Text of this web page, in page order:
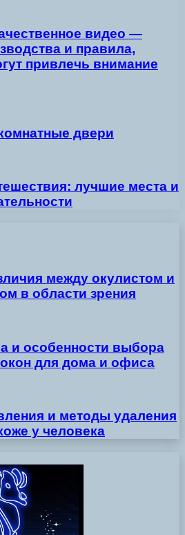
видео —
и правила,
привлечь внимание
двери
лучшие места и
между окулистом и
в области зрения
и особенности выбора
для дома и офиса
и методы удаления
у человека